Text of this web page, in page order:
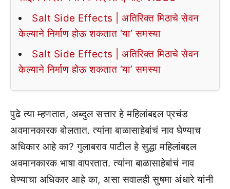
Salt Side Effects | अतिरिक्त मिठाचे सेवन
केल्याने निर्माण होऊ शकतात ‘या’ समस्या
Salt Side Effects | अतिरिक्त मिठाचे सेवन
केल्याने निर्माण होऊ शकतात ‘या’ समस्या
पुढे त्या म्हणतात, अब्दुल सत्तार हे महिलांबद्दल प्रचंड
अवमानकारक बोलतात. त्यांना बाळासाहेबांचं नाव घेण्याच
अधिकार आहे का? गुलाबराव पाटील हे सुद्धा महिलांबद्दल
अवमानकारक भाषा वापरतात. त्यांना बाळासाहेबांचं नाव
घेण्याचा अधिकार आहे का, असा सवालही सुषमा अंधारे यांनी